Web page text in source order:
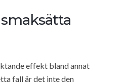
effekt bland annat
fall är det inte den